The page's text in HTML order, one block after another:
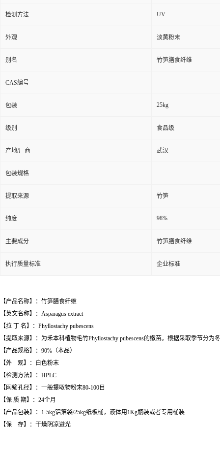
检测方法 UV
外观 淡黄粉末
别名 竹笋膳食纤维
CAS编号
包装 25kg
级别 食品级
产地/厂商 武汉
包装规格
提取来源 竹笋
纯度 98%
主要成分 竹笋膳食纤维
执行质量标准 企业标准
【产品名称】：竹笋膳食纤维
【英文名称】：Asparagus extract
【拉 丁 名】：Phyllostachy pubescens
【提取来源】：为禾本科植物毛竹Phyllostachy pubescens的嫩苗。根据采取季节分
【产品规格】：90%（本品）
【外 观】：白色粉末
【检测方法】：HPLC
【网筛孔径】：一般提取物粉末80-100目
【保 质 期】：24个月
【产品包装】：1-5kg铝箔袋/25kg纸板桶，液体用1Kg瓶装或者专用桶装
【保 存】：干燥阴凉避光